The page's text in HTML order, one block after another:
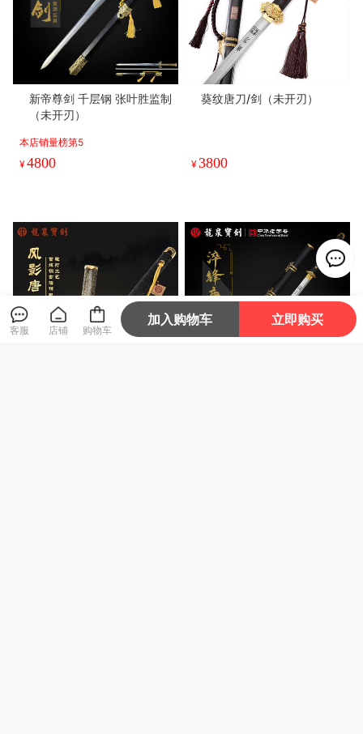
新帝尊剑 千层钢 张叶胜监制
（未开刃）
本店销量榜第5
¥4800
葵纹唐刀/剑（未开刃）
¥3800
客服 店铺 购物车
加入购物车 立即购买